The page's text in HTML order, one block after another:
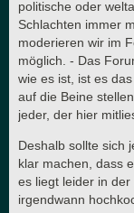
politische oder
Schlachten immer
moderieren wir im
möglich. - Das
wie es ist, ist es
auf die Beine
jeder, der hier
Deshalb sollte sich
klar machen, dass
es liegt leider in
irgendwann